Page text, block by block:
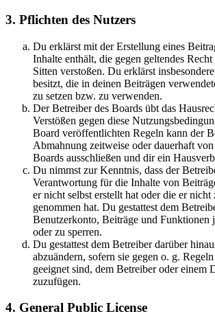
3. Pflichten des Nutzers
Du erklärst mit der Erstellung eines
Inhalte enthält, die gegen geltendes
Sitten verstoßen. Du erklärst
besitzt, die in deinen Beiträgen
zu setzen bzw. zu verwenden.
Der Betreiber des Boards übt das
Verstößen gegen diese
Board veröffentlichten Regeln kann der
Abmahnung zeitweise oder dauerhaft
Boards ausschließen und dir ein
Du nimmst zur Kenntnis, dass der
Verantwortung für die Inhalte von
er nicht selbst erstellt hat oder die er
genommen hat. Du gestattest dem
Benutzerkonto, Beiträge und Funktionen
oder zu sperren.
Du gestattest dem Betreiber darüber
abzuändern, sofern sie gegen o. g.
geeignet sind, dem Betreiber oder einem
zuzufügen.
4. General Public License